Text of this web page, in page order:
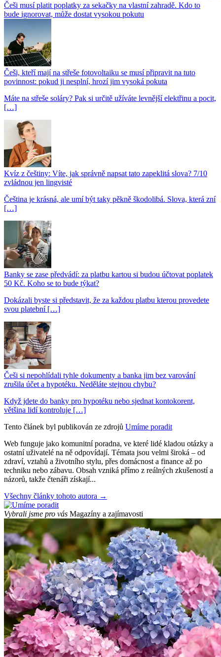
Češi musí platit poplatky za sekačky na vlastní zahradě. Kdo to
bude ignorovat, může dostat vysokou pokutu
Češi, kteří mají na střeše fotovoltaiku se musí připravit na tuto
povinnost: pokud ji nesplní, hrozí jim vysoká pokuta
Máte na střeše soláry? Pak si určitě užíváte levnější elektřinu a pocit,
[…]
Kvíz z češtiny: Víte, jak správně napsat tato zapeklitá slova? 7/10
zvládnou jen lingvisté
Čeština je krásná, ale umí být taky pěkně škodolibá. Slova, která zní
[…]
Banky se zase předvádí: za platbu kartou si budou účtovat poplatek
50 Kč. Koho se to bude týkat?
Dokázali byste si představit, že za každou platbu kterou provedete
svou platební […]
Češi si nepohlídali tyhle dokumenty a banka jim bez varování
zrušila účet a hypotéku. Neděláte stejnou chybu?
Když jdete do banky pro hypotéku nebo sjednat kontokorent,
většina lidí kontroluje […]
Tento článek byl publikován ze zdrojů Umíme poradit
Web funguje jako komunitní poradna, ve které lidé kladou otázky a
ostatní uživatelé na ně odpovídají. Témata jsou velmi široká – od
zdraví, vztahů a životního stylu, přes domácnost a finance až po
techniku nebo zábavu. Obsah vzniká přímo z reálných zkušeností a
názorů, takže čtenáři získají...
Všechny články tohoto autora →
Vybrali jsme pro vás Magazíny a zajímavosti